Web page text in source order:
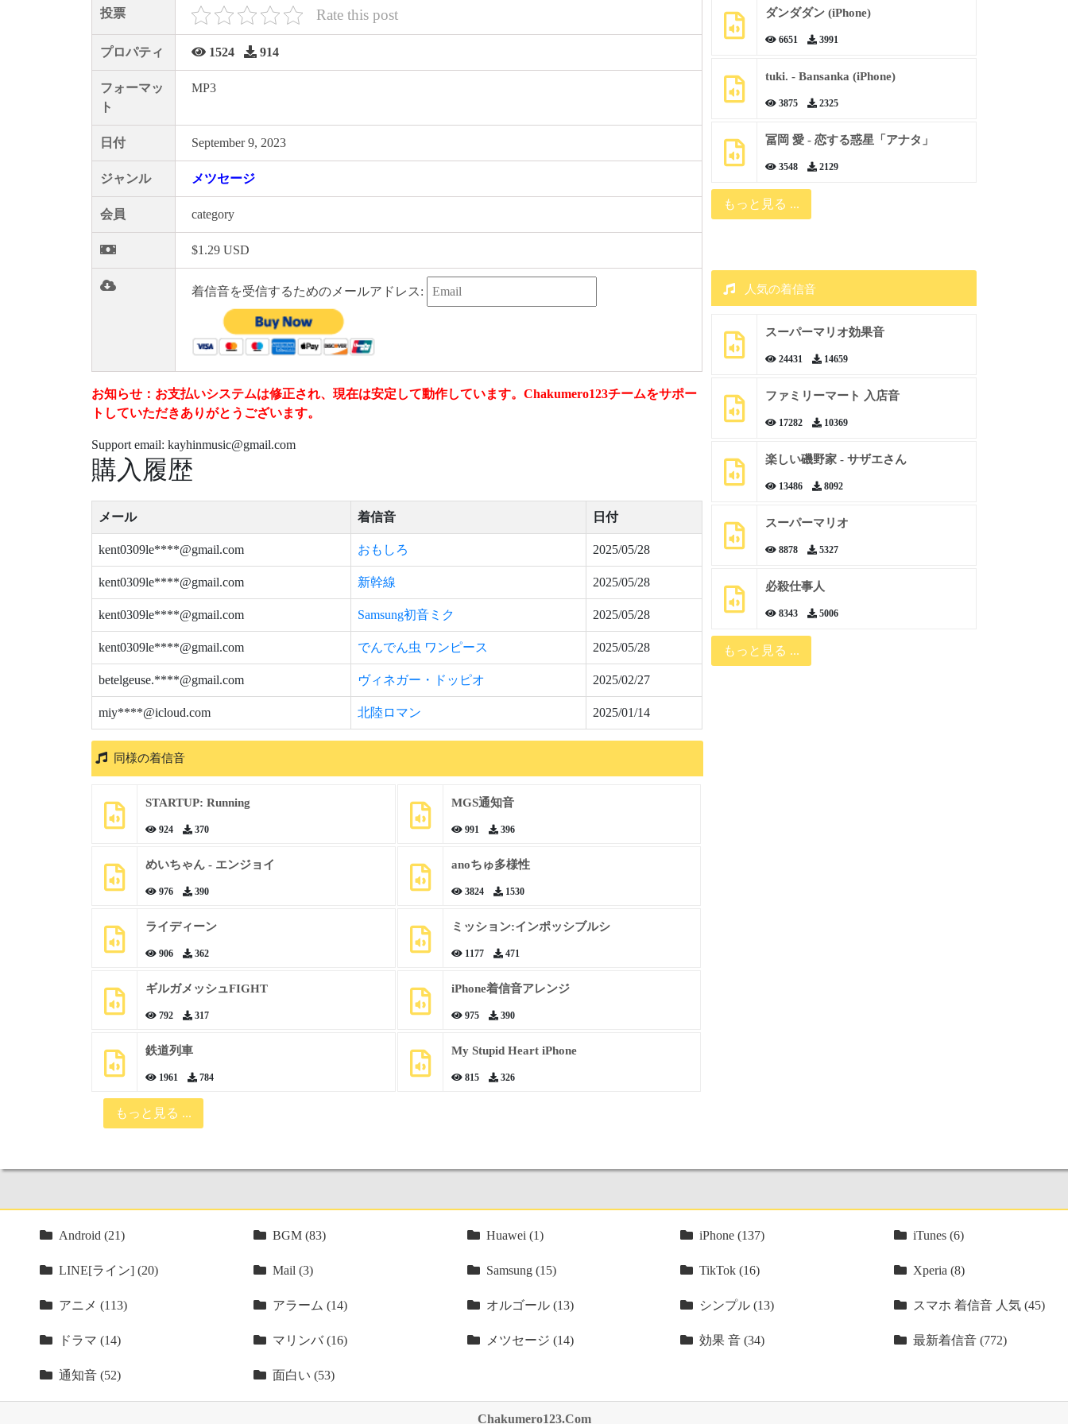
投票 Rate this post
プロパティ 1524 914
フォーマッ
ト
MP3
日付 September 9, 2023
ジャンル メツセージ
会員 category
$1.29 USD
着信音を受信するためのメールアドレス:
お知らせ：お支払いシステムは修正され、現在は安定して動作しています。Chakumero123チームをサポー
トしていただきありがとうございます。
Support email: kayhinmusic@gmail.com
購入履歴
メール 着信音 日付
kent0309le****@gmail.com おもしろ 2025/05/28
kent0309le****@gmail.com 新幹線 2025/05/28
kent0309le****@gmail.com Samsung初音ミク 2025/05/28
kent0309le****@gmail.com でんでん虫 ワンピース 2025/05/28
betelgeuse.****@gmail.com ヴィネガー・ドッピオ 2025/02/27
miy****@icloud.com 北陸ロマン 2025/01/14
同様の着信音
STARTUP: Running
924 370
MGS通知音
991 396
めいちゃん - エンジョイ
976 390
anoちゅ多様性
3824 1530
ライディーン
906 362
ミッション:インポッシブルシ
1177 471
ギルガメッシュFIGHT
792 317
iPhone着信音アレンジ
975 390
鉄道列車
1961 784
My Stupid Heart iPhone
815 326
もっと見る ...
ダンダダン (iPhone)
6651 3991
tuki. - Bansanka (iPhone)
3875 2325
冨岡 愛 - 恋する惑星「アナタ」
3548 2129
もっと見る ...
人気の着信音
スーパーマリオ効果音
24431 14659
ファミリーマート 入店音
17282 10369
楽しい磯野家 - サザエさん
13486 8092
スーパーマリオ
8878 5327
必殺仕事人
8343 5006
もっと見る ...
Android (21) BGM (83) Huawei (1) iPhone (137) iTunes (6)
LINE[ライン] (20) Mail (3) Samsung (15) TikTok (16) Xperia (8)
アニメ (113) アラーム (14) オルゴール (13) シンプル (13) スマホ 着信音 人気 (45)
ドラマ (14) マリンバ (16) メツセージ (14) 効果 音 (34) 最新着信音 (772)
通知音 (52) 面白い (53)
Chakumero123.Com